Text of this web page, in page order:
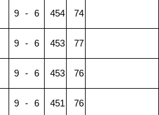
9 - 6 454 74
9 - 6 453 77
9 - 6 453 76
9 - 6 451 76